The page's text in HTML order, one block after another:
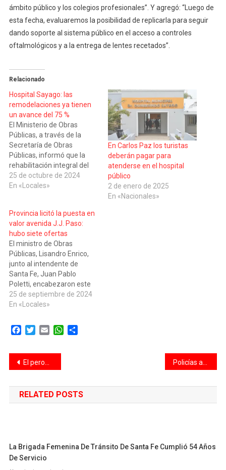
ámbito público y los colegios profesionales”. Y agregó: “Luego de
esta fecha, evaluaremos la posibilidad de replicarla para seguir
dando soporte al sistema público en el acceso a controles
oftalmológicos y a la entrega de lentes recetados”.
Relacionado
Hospital Sayago: las
remodelaciones ya tienen
un avance del 75 %
El Ministerio de Obras
Públicas, a través de la
Secretaría de Obras
Públicas, informó que la
rehabilitación integral del
Pabellón Nº 21 del Hospital
“Gumersindo Sayago”, de la
relación a esto, el ministro
de Obras Públicas, Lisandro
Enrico, destacó que “es…
25 de octubre de 2024
En «Locales»
En Carlos Paz los turistas
deberán pagar para
atenderse en el hospital
público
2 de enero de 2025
En «Nacionales»
Provincia licitó la puesta en
valor avenida J.J. Paso:
hubo siete ofertas
El ministro de Obras
Públicas, Lisandro Enrico,
junto al intendente de
Santa Fe, Juan Pablo
Poletti, encabezaron este
miércoles el acto de
apertura de sobres de la
puesta en valor del cantero
central de la avenida Juan
ciudad,…
25 de septiembre de 2024
En «Locales»
Facebook
TwitterEmail WhatsApp
Navegación
de
entradas
El peronismo se juega su rol opositor a Milei y la consolidación de un liderazgo para 2027
RELATED POSTS
La Brigada Femenina De Tránsito De Santa Fe Cumplió 54 Años
De Servicio